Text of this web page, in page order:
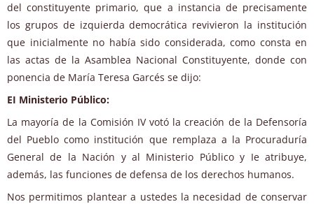
del constituyente primario, que a instancia de precisamente
los grupos de izquierda democrática revivieron la institución
que inicialmente no había sido considerada, como consta en
las actas de la Asamblea Nacional Constituyente, donde con
ponencia de María Teresa Garcés se dijo:
EI Ministerio Público:
La mayoría de la Comisión IV votó la creación de la Defensoría
del Pueblo como institución que remplaza a la Procuraduría
General de la Nación y al Ministerio Público y Ie atribuye,
además, las funciones de defensa de los derechos humanos.
Nos permitimos plantear a ustedes la necesidad de conservar